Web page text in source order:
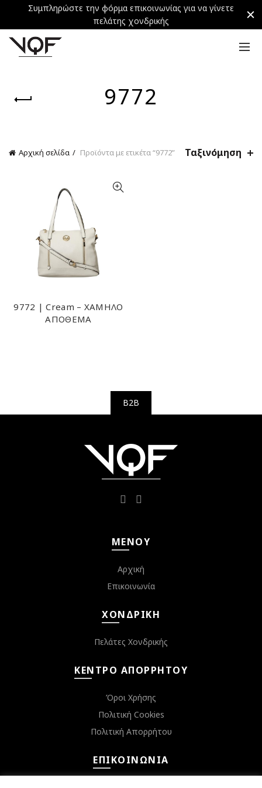
9772
Αρχική σελίδα Προϊόντα με ετικέτα “9772” Ταξινόμηση
9772 | Cream – ΧΑΜΗΛΟ
ΑΠΟΘΕΜΑ
B2B
ΜΕΝΟΎ
Αρχική
Επικοινωνία
ΧΟΝΔΡΙΚΉ
Πελάτες Χονδρικής
ΚΈΝΤΡΟ ΑΠΟΡΡΉΤΟΥ
Όροι Χρήσης
Πολιτική Cookies
Πολιτική Απορρήτου
ΕΠΙΚΟΙΝΩΝΊΑ
Συμπληρώστε την φόρμα επικοινωνίας για να γίνετε
πελάτης χονδρικής